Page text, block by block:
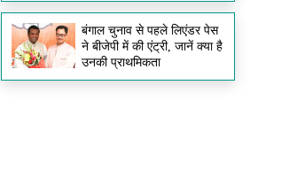
बंगाल चुनाव से पहले लिएंडर पेस
ने बीजेपी में की एंट्री, जानें क्या है
उनकी प्राथमिकता